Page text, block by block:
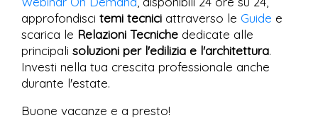
approfondisci temi tecnici attraverso le Guide e
scarica le Relazioni Tecniche dedicate alle
principali soluzioni per l'edilizia e l'architettura.
Investi nella tua crescita professionale anche
durante l'estate.
Buone vacanze e a presto!